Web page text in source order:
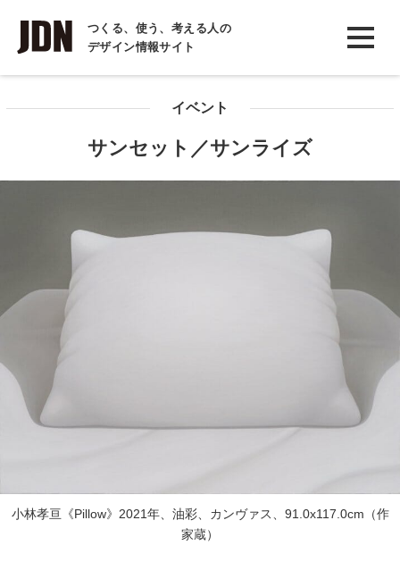
つくる、使う、考える人の
デザイン情報サイト
INTERVIEW
インタビュー
イベント
サンセット／サンライズ
小林孝亘《Pillow》2021年、油彩、カンヴァス、91.0x117.0cm（作
家蔵）